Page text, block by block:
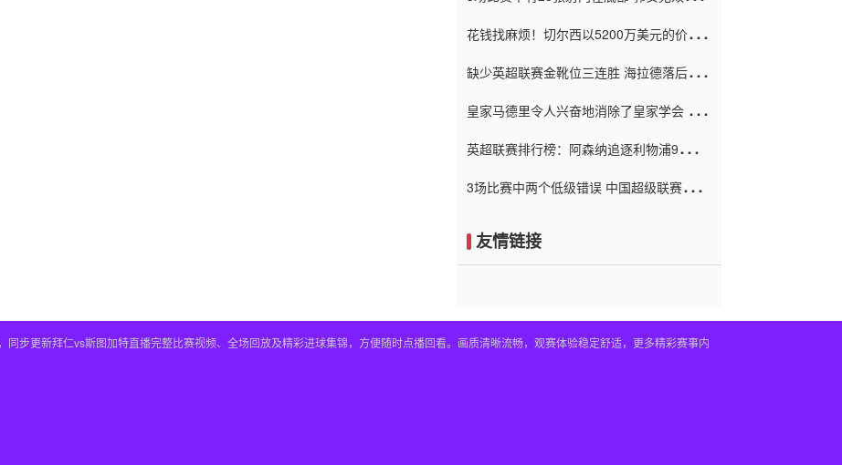
花钱找麻烦！切尔西以5200万美元的价格
窗口
缺少英超联赛金靴位三连胜 海拉德落后6球
皇家马德里令人兴奋地消除了皇家学会 安
英超联赛排行榜：阿森纳追逐利物浦9分 曼
3场比赛中两个低级错误 中国超级联赛的前
友情链接
同步更新拜仁vs斯图加特直播完整比赛视频、全场回放及精彩进球集锦，方便随时点播回看。画质清晰流畅，观赛体验稳定舒适，更多精彩赛事内